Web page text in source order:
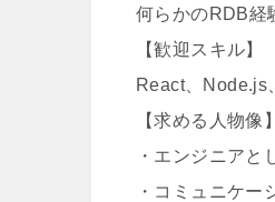
何らかのRDB経
【歓迎スキル】
React、Node.js
【求める人物像】
・エンジニアと
・コミュニケー